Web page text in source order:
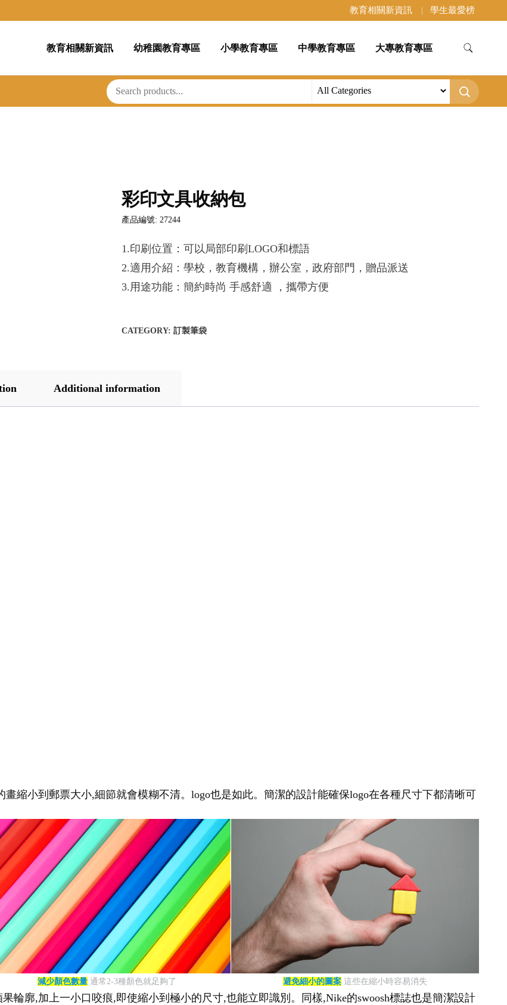
教育相關新資訊 學生最愛榜
教育相關新資訊 幼稚園教育專區 小學教育專區 中學教育專區 大專教育專區
彩印文具收納包
產品編號: 27244
1.印刷位置：可以局部印刷LOGO和標語
2.適用介紹：學校，教育機構，辦公室，政府部門，贈品派送
3.用途功能：簡約時尚 手感舒適 ，攜帶方便
CATEGORY: 訂製筆袋
Additional information
縮小到郵票大小,細節就會模糊不清。logo也是如此。簡潔的設計能確保logo在各種尺寸下都清晰可
減少顏色數量通常2-3種顏色就足夠了 避免細小的圖案這些在縮小時容易消失
輪廓,加上一小口咬痕,即使縮小到極小的尺寸,也能立即識別。同樣,Nike的swoosh標誌也是簡潔設計